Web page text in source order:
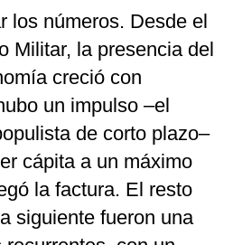
los números. Desde el
Militar, la presencia del
creció con
un impulso –el
de corto plazo–
cápita a un máximo
la factura. El resto
siguiente fueron una